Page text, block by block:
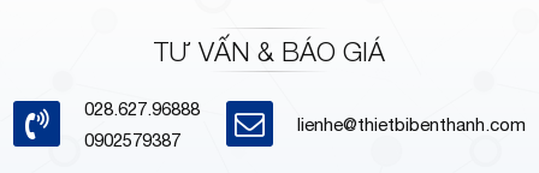
TƯ VẤN & BÁO GIÁ
028.627.96888
0902579387
lienhe@thietbibenthanh.com